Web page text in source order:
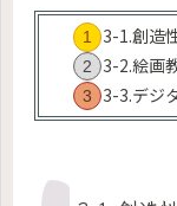
3-1.創造
3-2.絵画
3-3.デジ